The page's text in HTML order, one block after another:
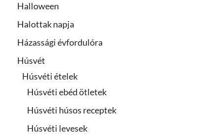
Halloween
Halottak napja
Házassági évfordulóra
Húsvét
Húsvéti ételek
Húsvéti ebéd ötletek
Húsvéti húsos receptek
Húsvéti levesek